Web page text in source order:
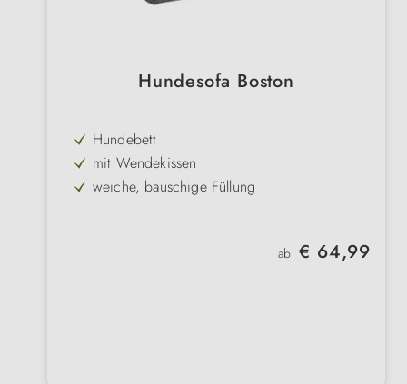
Hundesofa Boston
Hundebett
mit Wendekissen
weiche, bauschige Füllung
Regulärer Preis:
ab € 64,99